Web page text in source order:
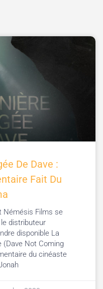
De Dave :
Fait Du
Némésis Films se
distributeur
disponible La
(Dave Not Coming
du cinéaste